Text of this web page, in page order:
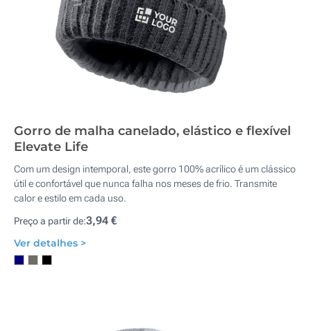
Gorro de malha canelado, elástico e flexível
Elevate Life
Com um design intemporal, este gorro 100% acrílico é um clássico
útil e confortável que nunca falha nos meses de frio. Transmite
calor e estilo em cada uso.
Preço a partir de:3,94 €
Ver detalhes >